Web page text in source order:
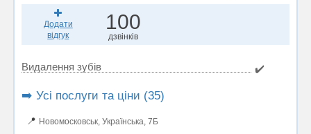
Додати
відгук
100
дзвінків
Видалення зубів ✔️
➡️ Усі послуги та ціни (35)
📍 Новомосковськ, Українська, 7Б